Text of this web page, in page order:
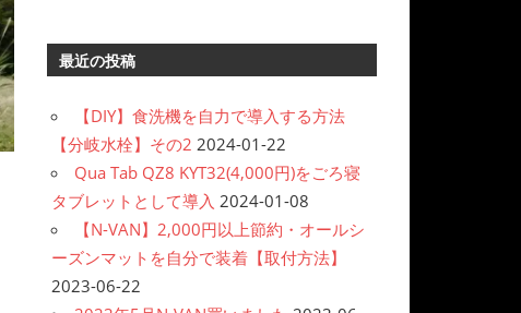
最近の投稿
【DIY】食洗機を自力で導入する方法
【分岐水栓】その2 2024-01-22
Qua Tab QZ8 KYT32(4,000円)をごろ寝
タブレットとして導入 2024-01-08
【N-VAN】2,000円以上節約・オールシ
ーズンマットを自分で装着【取付方法】
2023-06-22